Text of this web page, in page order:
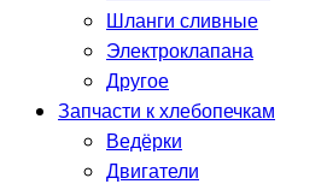
Шланги сливные
Электроклапана
Другое
Запчасти к хлебопечкам
Ведёрки
Двигатели